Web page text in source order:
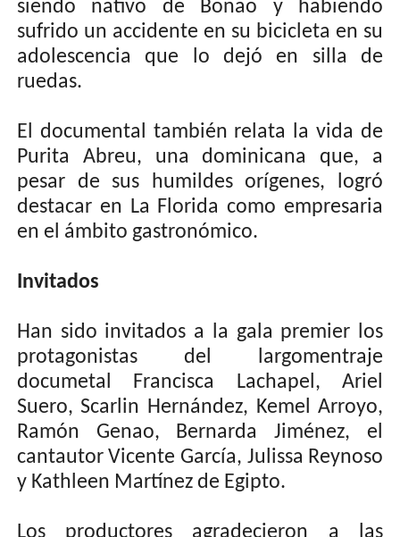
siendo nativo de Bonao y habiendo
sufrido un accidente en su bicicleta en su
adolescencia que lo dejó en silla de
ruedas.
El documental también relata la vida de
Purita Abreu, una dominicana que, a
pesar de sus humildes orígenes, logró
destacar en La Florida como empresaria
en el ámbito gastronómico.
Invitados
Han sido invitados a la gala premier los
protagonistas del largomentraje
documetal Francisca Lachapel, Ariel
Suero, Scarlin Hernández, Kemel Arroyo,
Ramón Genao, Bernarda Jiménez, el
cantautor Vicente García, Julissa Reynoso
y Kathleen Martínez de Egipto.
Los productores agradecieron a las